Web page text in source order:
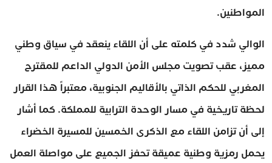
المواطنين.
الوالي شدد في كلمته على أن اللقاء ينعقد في سياق وطني
مميز، عقب تصويت مجلس الأمن الدولي الداعم للمقترح
المغربي للحكم الذاتي بالأقاليم الجنوبية، معتبراً هذا القرار
لحظة تاريخية في مسار الوحدة الترابية للمملكة. كما أشار
إلى أن تزامن اللقاء مع الذكرى الخمسين للمسيرة الخضراء
يحمل رمزية وطنية عميقة تحفز الجميع على مواصلة العمل